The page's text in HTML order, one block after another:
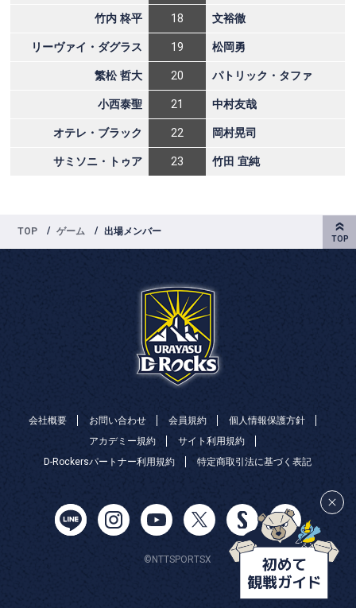
TOP ゲーム 出場メンバー
会社概要 お問い合わせ 会員規約
個人情報保護方針
アカデミー規約
サイト利用規約
D-Rockersパートナー利用規約
特定商取引法に基づく表記
©NTTSPORTSX